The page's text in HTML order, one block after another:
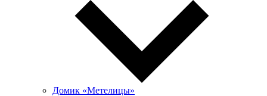
Домик «Метелицы»